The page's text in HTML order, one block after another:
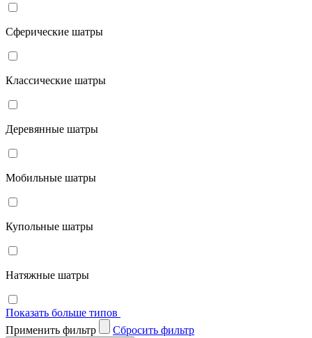
Сферические шатры
Классические шатры
Деревянные шатры
Мобильные шатры
Купольные шатры
Натяжные шатры
Показать больше типов
Применить фильтр
Cбросить фильтр